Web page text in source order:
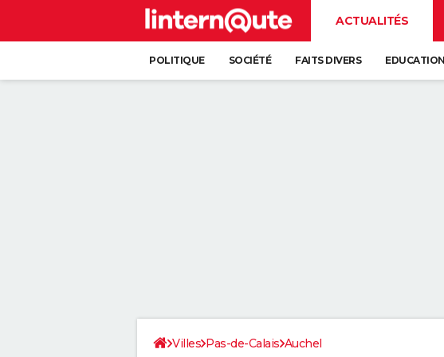
ACTUALITÉS
POLITIQUE SOCIÉTÉ FAITS DIVERS EDUCATION
Villes Pas-de-Calais Auchel